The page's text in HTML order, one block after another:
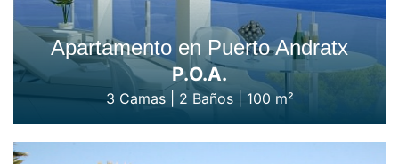
Apartamento en Puerto Andratx
P.O.A.
3 Camas| 2 Baños|100 m²